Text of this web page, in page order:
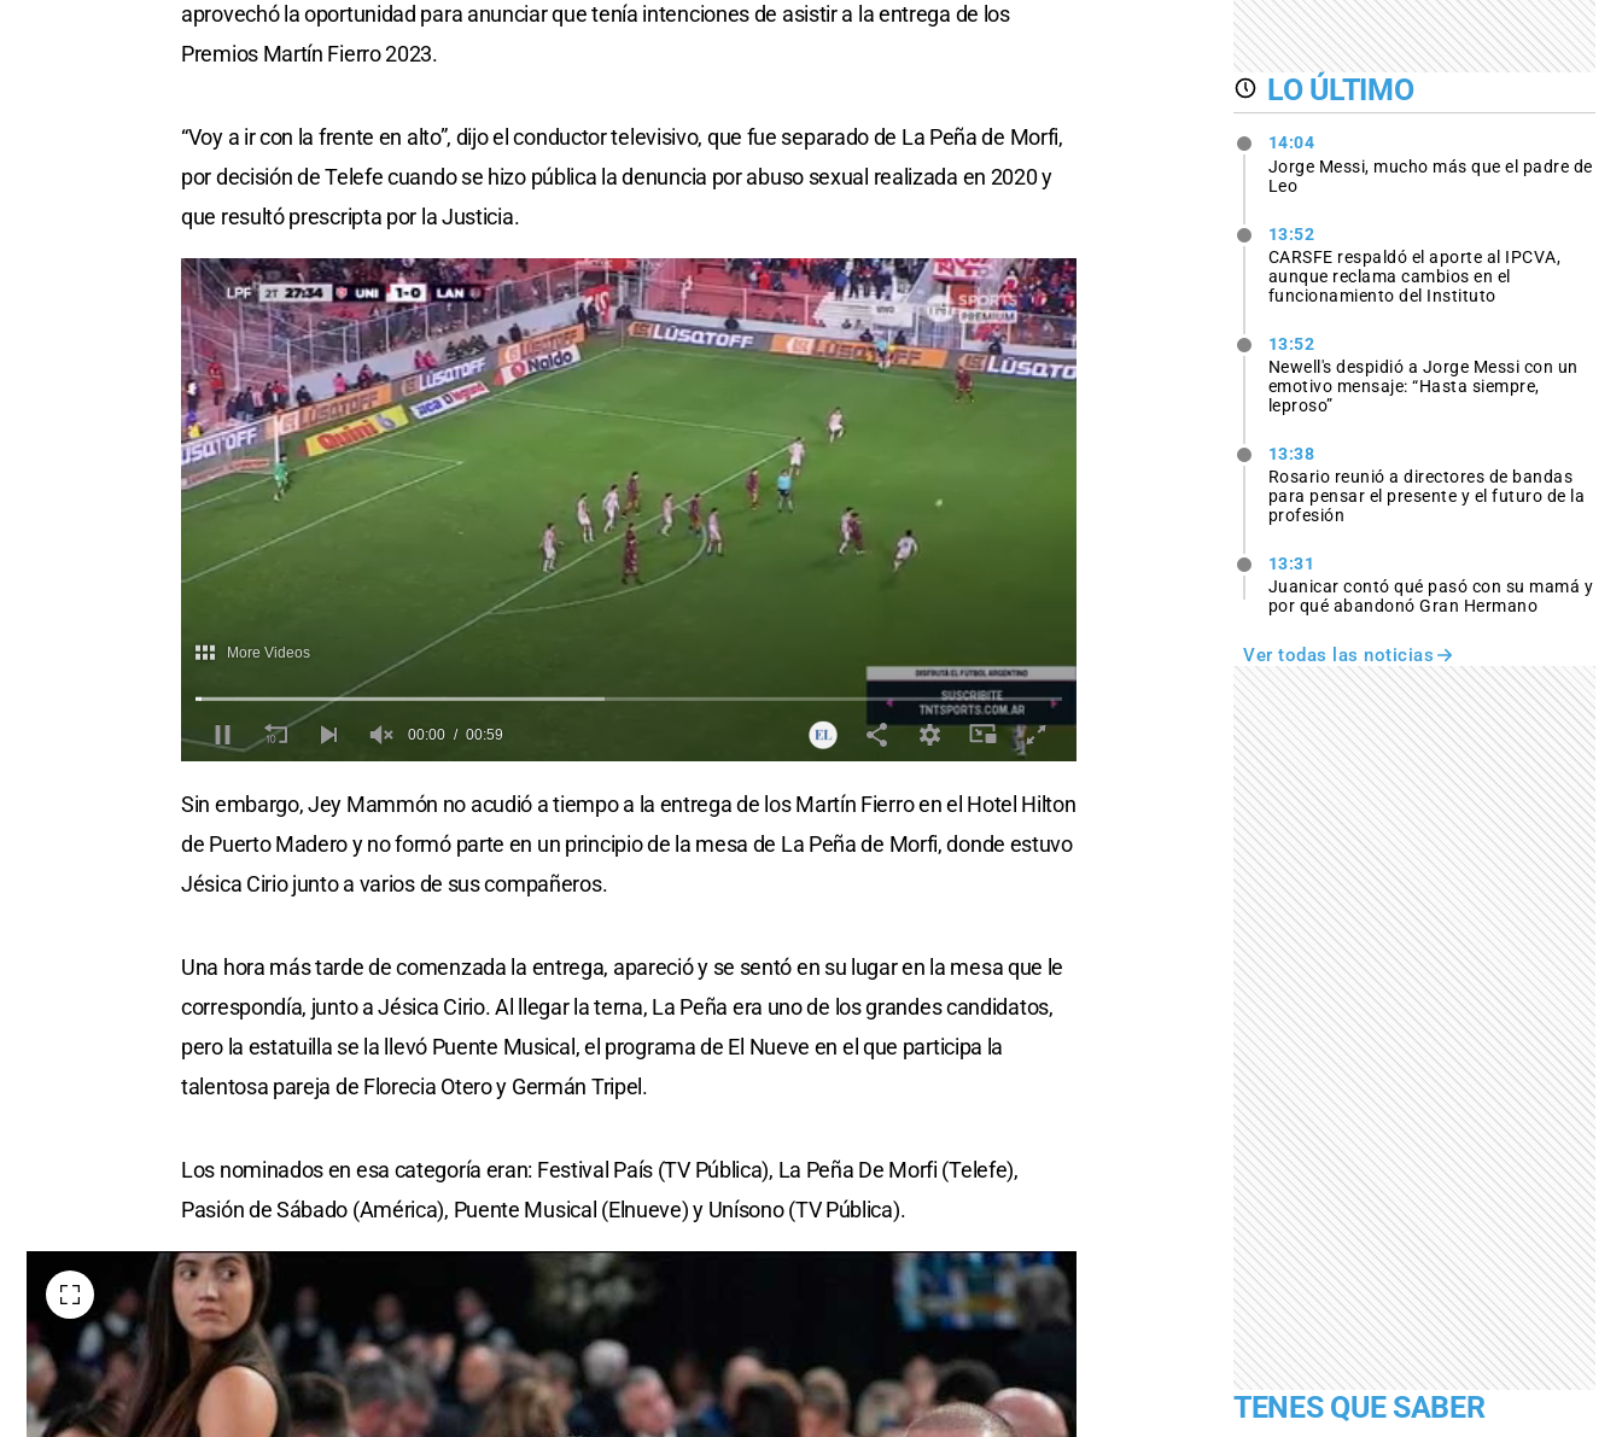
aprovechó la oportunidad para anunciar que tenía intenciones de asistir a la entrega de los
Premios Martín Fierro 2023.
“Voy a ir con la frente en alto”, dijo el conductor televisivo, que fue separado de La Peña de Morfi,
por decisión de Telefe cuando se hizo pública la denuncia por abuso sexual realizada en 2020 y
que resultó prescripta por la Justicia.
Sin embargo, Jey Mammón no acudió a tiempo a la entrega de los Martín Fierro en el Hotel Hilton
de Puerto Madero y no formó parte en un principio de la mesa de La Peña de Morfi, donde estuvo
Jésica Cirio junto a varios de sus compañeros.
Una hora más tarde de comenzada la entrega, apareció y se sentó en su lugar en la mesa que le
correspondía, junto a Jésica Cirio. Al llegar la terna, La Peña era uno de los grandes candidatos,
pero la estatuilla se la llevó Puente Musical, el programa de El Nueve en el que participa la
talentosa pareja de Florecia Otero y Germán Tripel.
Los nominados en esa categoría eran: Festival País (TV Pública), La Peña De Morfi (Telefe),
Pasión de Sábado (América), Puente Musical (Elnueve) y Unísono (TV Pública).
LO ÚLTIMO
14:04
Jorge Messi, mucho más que el padre de
Leo
13:52
CARSFE respaldó el aporte al IPCVA,
aunque reclama cambios en el
funcionamiento del Instituto
13:52
Newell's despidió a Jorge Messi con un
emotivo mensaje: “Hasta siempre,
leproso”
13:38
Rosario reunió a directores de bandas
para pensar el presente y el futuro de la
profesión
13:31
Juanicar contó qué pasó con su mamá y
por qué abandonó Gran Hermano
Ver todas las noticias
TENES QUE SABER